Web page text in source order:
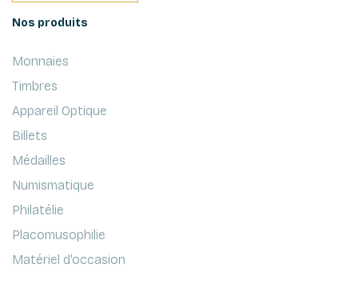
Nos produits
Monnaies
Timbres
Appareil Optique
Billets
Médailles
Numismatique
Philatélie
Placomusophilie
Matériel d'occasion